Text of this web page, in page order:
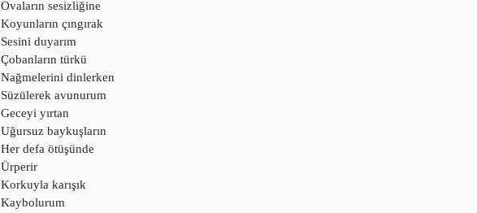
Ovaların sesizliğine
Koyunların çıngırak
Sesini duyarım
Çobanların türkü
Nağmelerini dinlerken
Süzülerek avunurum
Geceyi yırtan
Uğursuz baykuşların
Her defa ötüşünde
Ürperir
Korkuyla karışık
Kaybolurum